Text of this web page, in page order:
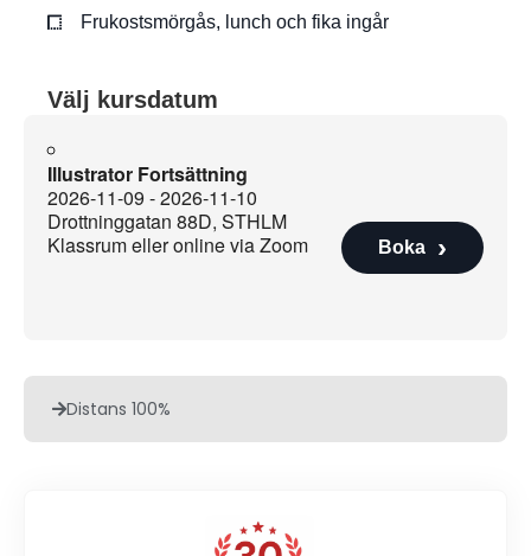
Distans 100%
Frukostsmörgås, lunch och fika ingår
Välj kursdatum
Illustrator Fortsättning
2026-11-09 - 2026-11-10
Drottninggatan 88D, STHLM
Klassrum eller online via Zoom
Boka